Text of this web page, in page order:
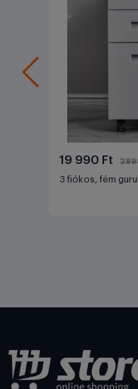
19 990 Ft
3 fiókos, fém